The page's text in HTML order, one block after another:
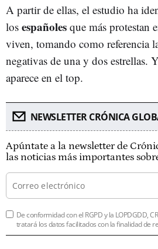
A partir de ellas, el estudio ha
los españoles que más protestan
viven, tomando como referencia
negativas de una y dos estrellas.
aparece en el top.
NEWSLETTER CRÓNICA
Apúntate a la newsletter de
las noticias más importantes
De conformidad con el RGPD y la LOPDGDD,
tratará los datos facilitados con la finalidad de